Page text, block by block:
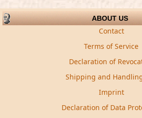
ABOUT US
Contact
Terms of Service
Declaration of
Shipping and
Imprint
Declaration of Data